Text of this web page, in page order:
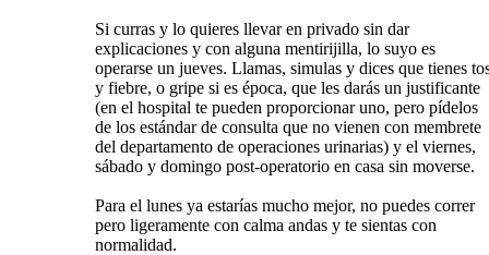
Si curras y lo quieres llevar en privado sin dar
explicaciones y con alguna mentirijilla, lo suyo es
operarse un jueves. Llamas, simulas y dices que tienes
y fiebre, o gripe si es época, que les darás un justificante
(en el hospital te pueden proporcionar uno, pero pídelos
de los estándar de consulta que no vienen con membrete
del departamento de operaciones urinarias) y el viernes,
sábado y domingo post-operatorio en casa sin moverse.
Para el lunes ya estarías mucho mejor, no puedes correr
pero ligeramente con calma andas y te sientas con
normalidad.